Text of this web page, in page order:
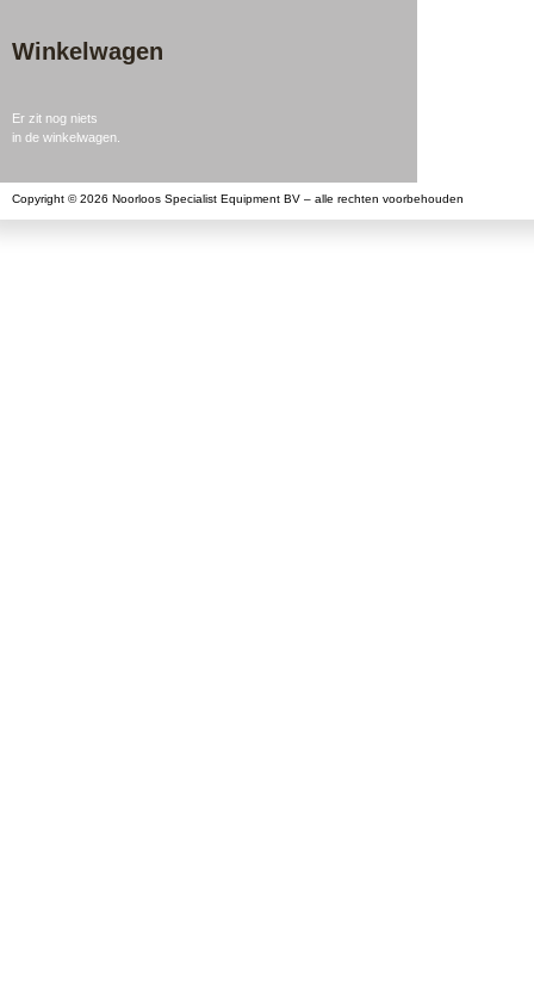
Winkelwagen
Er zit nog niets
in de winkelwagen.
Copyright © 2026 Noorloos Specialist Equipment BV – alle rechten voorbehouden